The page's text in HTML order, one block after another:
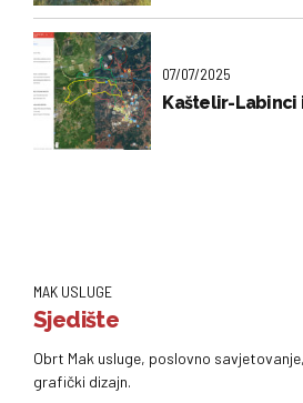
07/07/2025
Kaštelir-Labinci
MAK USLUGE
Sjedište
Obrt Mak usluge, poslovno
grafički dizajn.